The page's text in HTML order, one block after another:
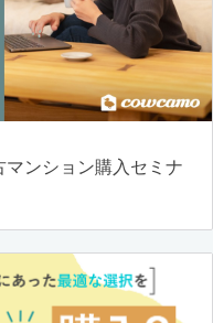
ンション購入セミナ